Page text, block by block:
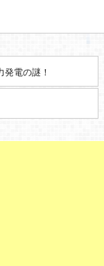
発電の謎！